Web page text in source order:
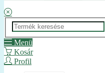
Menü
Kosár
Profil